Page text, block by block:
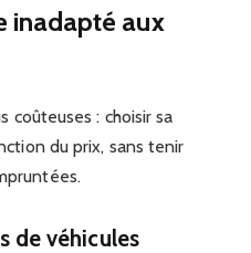
inadapté aux
coûteuses : choisir sa
du prix, sans tenir
de véhicules